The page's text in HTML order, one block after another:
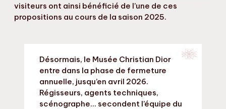
visiteurs ont ainsi bénéficié de l’une de ces
propositions au cours de la saison 2025.
Désormais, le Musée Christian Dior
entre dans la phase de fermeture
annuelle, jusqu’en avril 2026.
Régisseurs, agents techniques,
scénographe… secondent l’équipe du